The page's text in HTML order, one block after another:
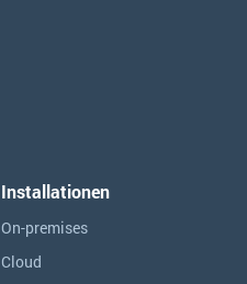
Installationen
On-premises
Cloud